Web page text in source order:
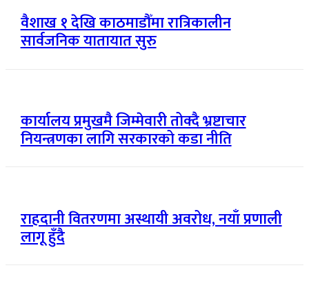
वैशाख १ देखि काठमाडौँमा रात्रिकालीन
सार्वजनिक यातायात सुरु
कार्यालय प्रमुखमै जिम्मेवारी तोक्दै भ्रष्टाचार
नियन्त्रणका लागि सरकारको कडा नीति
राहदानी वितरणमा अस्थायी अवरोध, नयाँ प्रणाली
लागू हुँदै